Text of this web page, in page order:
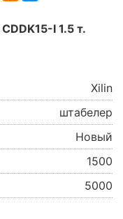
I 1.5 т.
Xilin
штабелер
Новый
1500
5000